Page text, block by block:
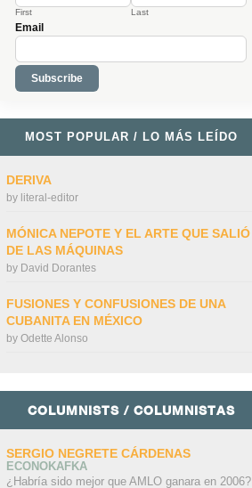
First Last
Email
MOST POPULAR / LO MÁS LEÍDO
DERIVA
by literal-editor
MÓNICA NEPOTE Y EL ARTE QUE SALIÓ
DE LAS MÁQUINAS
by David Dorantes
FUSIONES Y CONFUSIONES DE UNA
CUBANITA EN MÉXICO
by Odette Alonso
COLUMNISTS / COLUMNISTAS
SERGIO NEGRETE CÁRDENAS
ECONOKAFKA
¿Habría sido mejor que AMLO ganara en 2006?